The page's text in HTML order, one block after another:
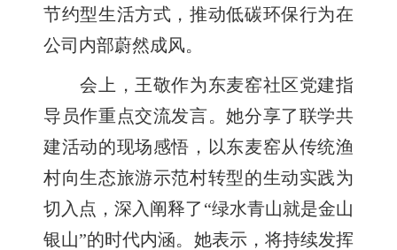
节约型生活方式，推动低碳环保行为在
公司内部蔚然成风。
会上，王敬作为东麦窑社区党建指
导员作重点交流发言。她分享了联学共
建活动的现场感悟，以东麦窑从传统渔
村向生态旅游示范村转型的生动实践为
切入点，深入阐释了“绿水青山就是金山
银山”的时代内涵。她表示，将持续发挥